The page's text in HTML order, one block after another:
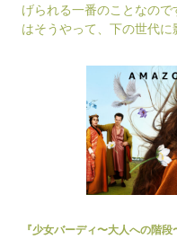
げられる一番のことなの
はそうやって、下の世代に
『少女バーディ〜大人への階段